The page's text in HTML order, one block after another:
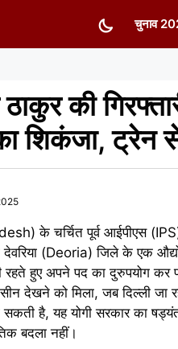
चुनाव
की
शिकंजा, ट्रेन
के चर्चित पूर्व आईपीएस
देवरिया (Deoria) जिले के एक
रहते हुए अपने पद का दुरुपयोग कर
देखने को मिला, जब दिल्ली जा
सकती है, यह योगी सरकार का
बदला नहीं।